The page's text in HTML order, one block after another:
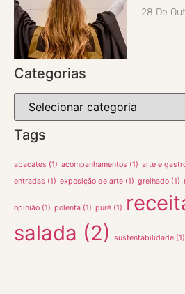
28 De
Categorias
Tags
abacates (1) acompanhamentos (1) arte e
entradas (1) exposição de arte (1) grelhado (1)
opinião (1) polenta (1) purê (1)
salada (2) sustentabilidade (1)